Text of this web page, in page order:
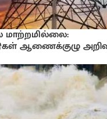
மாற்றமில்லை:
ஆணைக்குழு